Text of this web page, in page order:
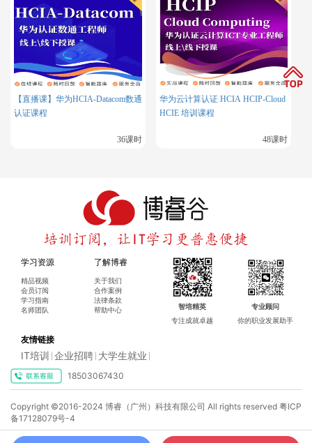
6.定制化和维护：虽然开源提供了定制化的自由度，但同时也
意味着企业需要自行承担更多的维护和支持工作。
7.安全性和合规性： 企业需要确保openEuler系统满足行业安全
标准和合规要求，这可能需要额外的安全措施和审计。
作系统选择，但同时也需要企业在人才、技术和生态建设方面
进行相应的投入和规划。随着
openEuler社区的不断发展和成
熟，这些挑战有望得到缓解。
获取官方认证，提升职业能力
参加华为开放运维认证培训，学员不仅能够掌握系统运维的各
项技能，还有机会获得官方认证。这种认证在行业内享有较高
的认可度，将为职业发展增添助力。
如需了解更多有关华为开放运维认证培训的信息，请访问以下
链接：
openEuler社区官网
同时，也可以查看以下文章，了解更多关于
【直播课】华为HCIA-Datacom数通
认证课程
36课时
华为云计算认证 HCIA HCIP-Cloud
HCIE 培训课程
48课时
学习资源
精品视频
会员订阅
学习指南
名师团队
了解博睿
关于我们
合作案例
法律条款
帮助中心
智培精英
专注成就卓越
专业顾问
你的职业发展助手
友情链接
IT培训 企业招聘 大学生就业
18503067430
Copyright ©2016-2024 博睿（广州）科技有限公司 All rights reserved 粤ICP
备17128079号-4